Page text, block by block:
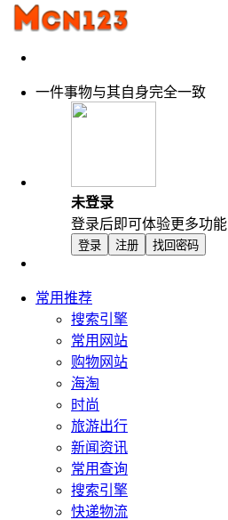
一件事物与其自身完全一致
未登录
登录后即可体验更多功能
登录 注册 找回密码
常用推荐
搜索引擎
常用网站
购物网站
海淘
时尚
旅游出行
新闻资讯
常用查询
搜索引擎
快递物流